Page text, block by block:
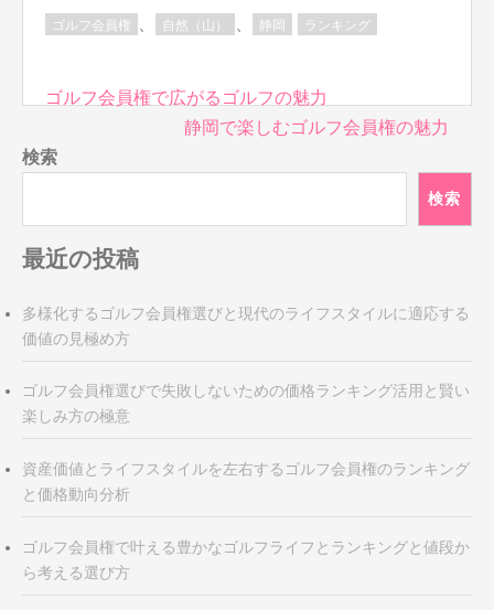
ゴルフ会員権 自然（山） 静岡 ランキング
投
ナ
ビ
ー
シ
ン
ゴルフ会員権で広がるゴルフの魅力
静岡で楽しむゴルフ会員権の魅力
検索
検索
最近の投稿
多様化するゴルフ会員権選びと現代のライフスタイルに適応する
価値の見極め方
ゴルフ会員権選びで失敗しないための価格ランキング活用と賢い
楽しみ方の極意
資産価値とライフスタイルを左右するゴルフ会員権のランキング
と価格動向分析
ゴルフ会員権で叶える豊かなゴルフライフとランキングと値段か
ら考える選び方